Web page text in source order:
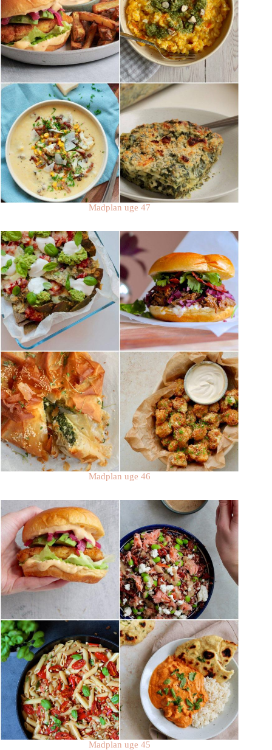
Madplan uge 47
Madplan uge 46
Madplan uge 45